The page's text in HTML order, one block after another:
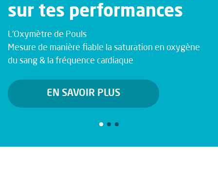
sur tes performances
L’Oxymètre de Pouls
Mesure de manière fiable la saturation en oxygène
du sang & la fréquence cardiaque
EN SAVOIR PLUS